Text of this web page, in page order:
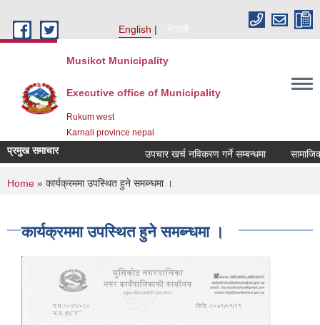
English
नेपाली
Musikot Municipality
Executive office of Municipality
Rukum west
Karnali province nepal
प्रमुख समाचार उपचार खर्च नविकरण गर्ने सम्बन्धमा
You are here
Home » कार्यक्रममा उपस्थित हुने समब्न्धमा ।
कार्यक्रममा उपस्थित हुने समब्न्धमा ।